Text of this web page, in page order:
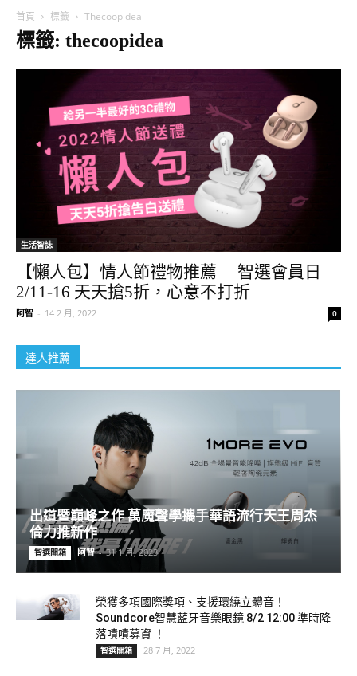
首頁 標籤 Thecoopidea
標籤: thecoopidea
生活智誌
【懶人包】情人節禮物推薦 ｜智選會員日
2/11-16 天天搶5折，心意不打折
阿智 - 14 2 月, 2022 0
達人推薦
出道暨巔峰之作 萬魔聲學攜手華語流行天王周杰
倫力推新作
智選開箱 阿智 - 31 1 月, 2023
榮獲多項國際獎項、支援環繞立體音！
Soundcore智慧藍牙音樂眼鏡 8/2 12:00 準時降
落嘖嘖募資 ！
智選開箱 28 7 月, 2022